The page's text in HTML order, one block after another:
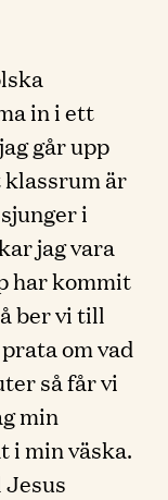
in i ett
går upp
är
i
jag vara
har kommit
ber vi till
om vad
så får vi
min
i min väska.